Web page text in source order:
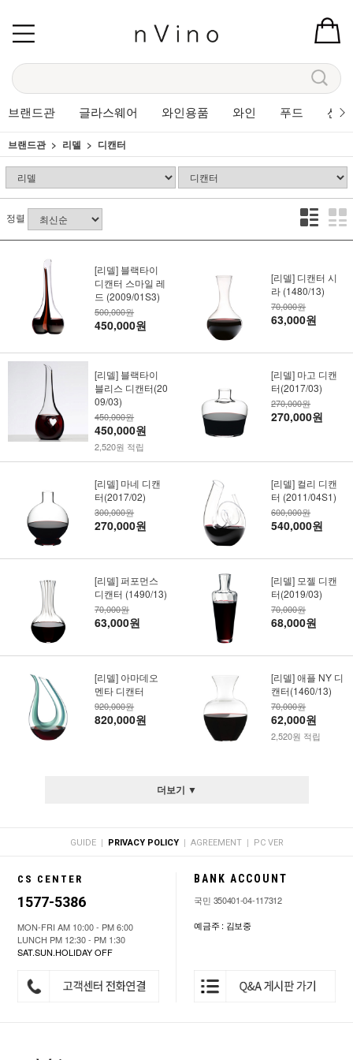
브랜드관 글라스웨어 와인용품 와인 푸드 선
브랜드관 리델 디캔터
정렬
[리델] 블랙타이
디캔터 스마일 레
드 (2009/01S3)
500,000원
450,000원
[리델] 디캔터 시
라 (1480/13)
70,000원
63,000원
[리델] 블랙타이
블리스 디캔터(20
09/03)
450,000원
450,000원
2,520원 적립
[리델] 마고 디캔
터(2017/03)
270,000원
270,000원
[리델] 마네 디캔
터(2017/02)
300,000원
270,000원
[리델] 컬리 디캔
터 (2011/04S1)
600,000원
540,000원
[리델] 퍼포먼스
디캔터 (1490/13)
70,000원
63,000원
[리델] 모젤 디캔
터(2019/03)
70,000원
68,000원
[리델] 아마데오
멘타 디캔터
920,000원
820,000원
[리델] 애플 NY 디
캔터(1460/13)
70,000원
62,000원
2,520원 적립
더보기 ▼
GUIDE | PRIVACY POLICY | AGREEMENT | PC VER
CS CENTER
1577-5386
MON-FRI AM 10:00 - PM 6:00
LUNCH PM 12:30 - PM 1:30
SAT.SUN.HOLIDAY OFF
BANK ACCOUNT
국민 350401-04-117312
예금주 : 김보중